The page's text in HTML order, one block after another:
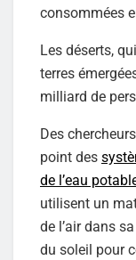
consommées
Les déserts,
terres
milliard de
Des
point des
de l’eau
utilisent un
de l’air dans
du soleil pour